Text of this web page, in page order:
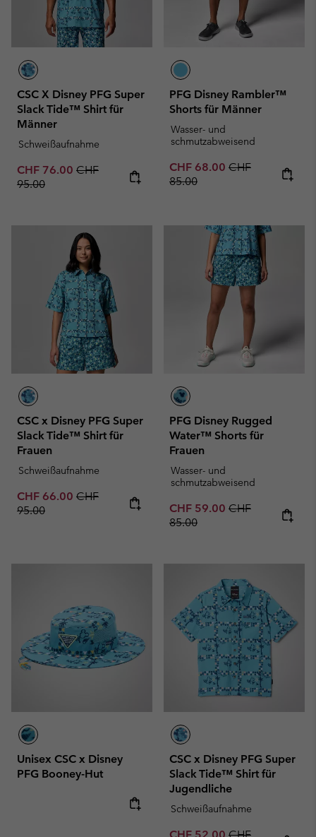
CSC X Disney PFG Super
Slack Tide™ Shirt für
Männer
Schweißaufnahme
Sale price:
CHF 76.00 Regular price:
CHF
95.00
PFG Disney Rambler™
Shorts für Männer
Wasser- und
schmutzabweisend
Sale price:
CHF 68.00 Regular price:
CHF
85.00
CSC x Disney PFG Super
Slack Tide™ Shirt für
Frauen
Schweißaufnahme
Sale price:
CHF 66.00 Regular price:
CHF
95.00
PFG Disney Rugged
Water™ Shorts für
Frauen
Wasser- und
schmutzabweisend
Sale price:
CHF 59.00 Regular price:
CHF
85.00
Unisex CSC x Disney
PFG Booney-Hut
CSC x Disney PFG Super
Slack Tide™ Shirt für
Jugendliche
Schweißaufnahme
Sale price: Regular price: